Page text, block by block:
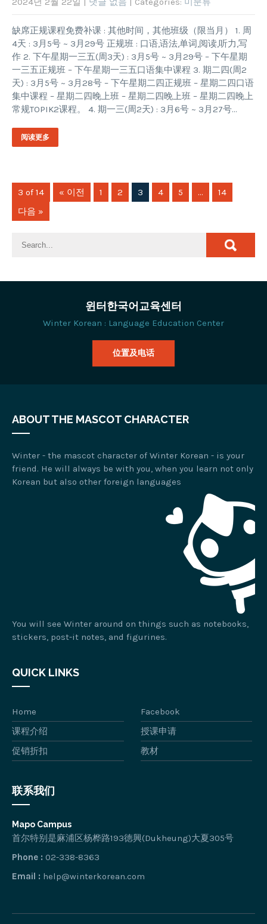
缺席正规课程免费补课 : 其他时间，其他班级（限当月） 1. 周
4天 : 3月5号 ~ 3月29号 正规班 : 口语,语法,单词,阅读,听力,写
作 2. 下午星期一三五(周3天) : 3月5号 ~ 3月29号 – 下午星期
一三五正规班 – 下午星期一三五口语集中课程 3. 期二四(周2
天) : 3月5号 ~ 3月28号 – 下午星期二四正规班 – 星期二四口语
集中课程 – 星期二四晚上班 – 星期二四晚上班 – 星期二四晚上
常规TOPIK2课程。 4. 期一三(周2天) : 3月6号 ~ 3月27号…
阅读更多
3 of 14 « 이전 1 2 3 4 5 …
14
다음 »
윈터한국어교육센터
Winter Korean : Language Education Center
位置及电话
ABOUT THE MASCOT CHARACTER
Winter - the mascot character of Winter Korean - is your
friend. He will always be with you, when you learn not only
Korean but also other foreign languages
You will see Winter around on things such as notebooks,
stickers, post-it notes, and figurines.
QUICK LINKS
Home
Facebook
课程介绍
授课申请
促销折扣
教材
联系我们
Mapo Campus
首尔特别是麻浦区杨桦路193徳興(Dukheung)大夏305号
Phone : 02-338-8363
Email : help@winterkorean.com